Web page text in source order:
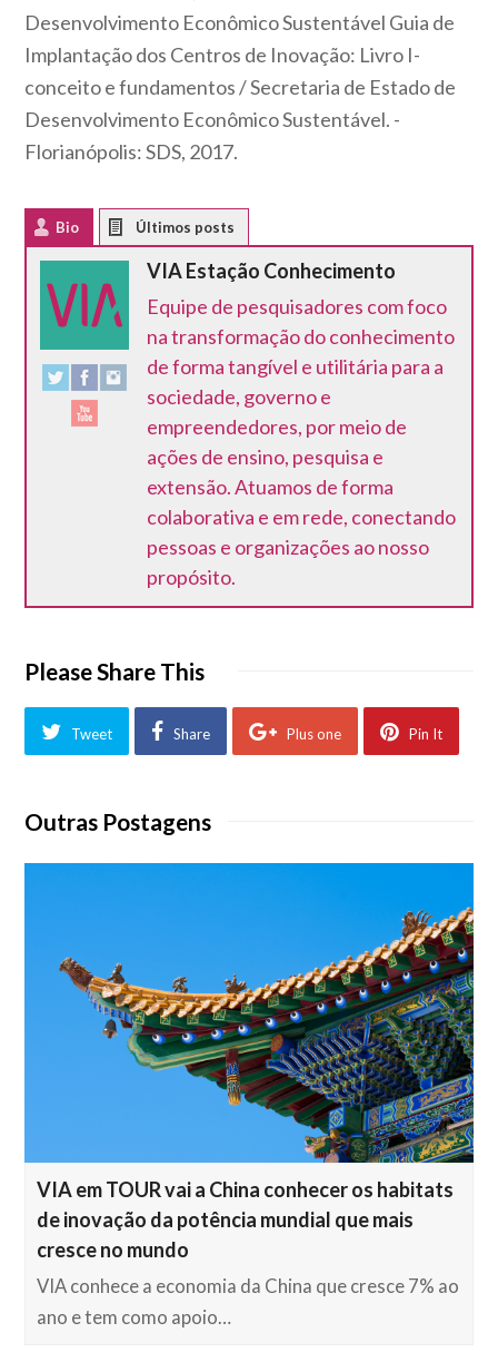
Desenvolvimento Econômico Sustentável Guia de
Implantação dos Centros de Inovação: Livro I-
conceito e fundamentos / Secretaria de Estado de
Desenvolvimento Econômico Sustentável. -
Florianópolis: SDS, 2017.
Bio
VIA Estação Conhecimento
Equipe de pesquisadores com foco
na transformação do conhecimento
de forma tangível e utilitária para a
sociedade, governo e
empreendedores, por meio de
ações de ensino, pesquisa e
extensão. Atuamos de forma
colaborativa e em rede, conectando
pessoas e organizações ao nosso
propósito.
Please Share This
Tweet Share Plus one Pin It
Outras Postagens
VIA em TOUR vai a China conhecer os habitats
de inovação da potência mundial que mais
cresce no mundo
VIA conhece a economia da China que cresce 7% ao
ano e tem como apoio…